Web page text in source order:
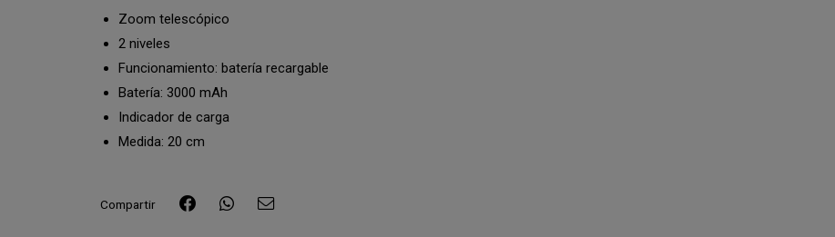
Zoom telescópico
2 niveles
Funcionamiento: batería recargable
Batería: 3000 mAh
Indicador de carga
Medida: 20 cm
Compartir